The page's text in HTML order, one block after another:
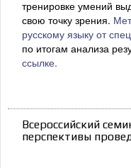
тренировке умений
свою точку зрения.
русскому языку от
по итогам анализа
ссылке.
Всероссийский
перспективы